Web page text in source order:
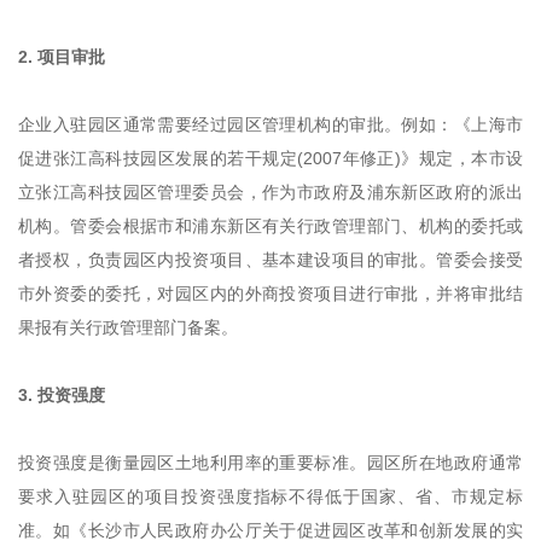
2. 项目审批
企业入驻园区通常需要经过园区管理机构的审批。例如：《上海市
促进张江高科技园区发展的若干规定(2007年修正)》规定，本市设
立张江高科技园区管理委员会，作为市政府及浦东新区政府的派出
机构。管委会根据市和浦东新区有关行政管理部门、机构的委托或
者授权，负责园区内投资项目、基本建设项目的审批。管委会接受
市外资委的委托，对园区内的外商投资项目进行审批，并将审批结
果报有关行政管理部门备案。
3. 投资强度
投资强度是衡量园区土地利用率的重要标准。园区所在地政府通常
要求入驻园区的项目投资强度指标不得低于国家、省、市规定标
准。如《长沙市人民政府办公厅关于促进园区改革和创新发展的实